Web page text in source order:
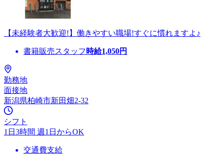
【未経験者大歓迎!】働きやすい職場!すぐに慣れますよ♪
書籍販売スタッフ 時給1,050円
勤務地
面接地
新潟県柏崎市新田畑2-32
シフト
1日3時間 週1日からOK
交通費支給